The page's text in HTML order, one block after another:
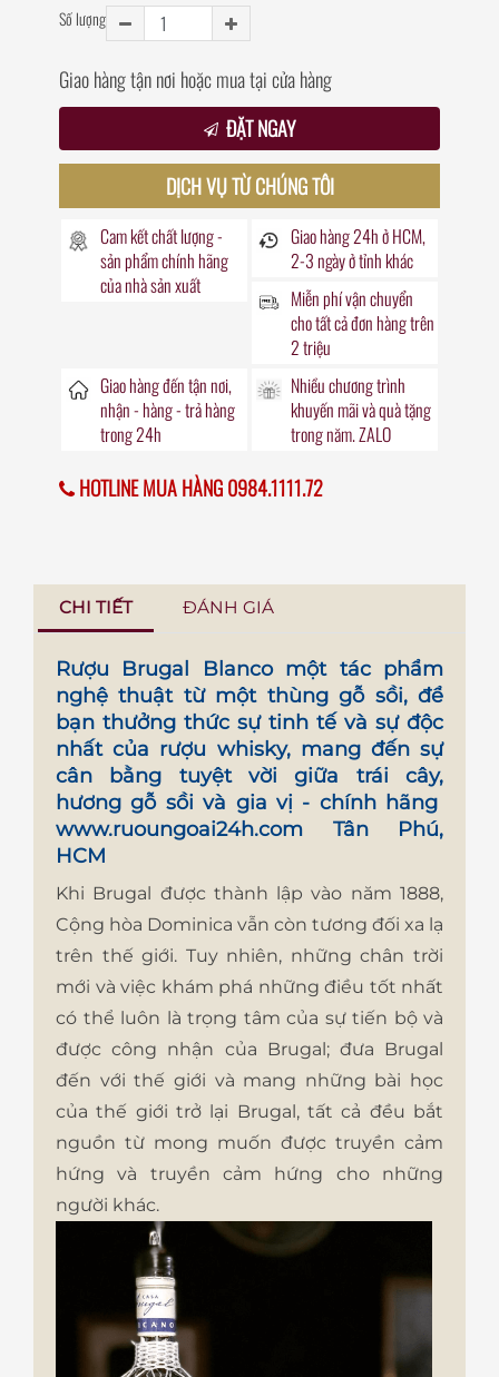
Số lượng
Giao hàng tận nơi hoặc mua tại cửa hàng
ĐẶT NGAY
DỊCH VỤ TỪ CHÚNG TÔI
Cam kết chất lượng -
sản phẩm chính hãng
của nhà sản xuất
Giao hàng24hở HCM,
2-3 ngày ở tỉnh khác
Miễn phí vận chuyển
cho tất cả đơn hàng trên
2 triệu
Giao hàng đếntận nơi,
nhận - hàng - trả hàng
trong24h
Nhiều chương trình
khuyến mãivà quà tặng
trong năm. ZALO
HOTLINE MUA HÀNG 0984.1111.72
CHI TIẾT ĐÁNH GIÁ
Rượu Brugal Blancomột tác phẩm
nghệ thuật từ một thùng gỗ sồi, để
bạn thưởng thức sự tinh tế và sự độc
nhất của rượu whisky, mang đến sự
cân bằng tuyệt vời giữa trái cây,
hương gỗ sồi và gia vị - chính hãng
www.ruoungoai24h.com Tân Phú,
HCM
Khi Brugal được thành lập vào năm 1888,
Cộng hòa Dominica vẫn còn tương đối xa lạ
trên thế giới. Tuy nhiên, những chân trời
mới và việc khám phá những điều tốt nhất
có thể luôn là trọng tâm của sự tiến bộ và
được công nhận của Brugal; đưa Brugal
đến với thế giới và mang những bài học
của thế giới trở lại Brugal, tất cả đều bắt
nguồn từ mong muốn được truyền cảm
hứng và truyền cảm hứng cho những
người khác.